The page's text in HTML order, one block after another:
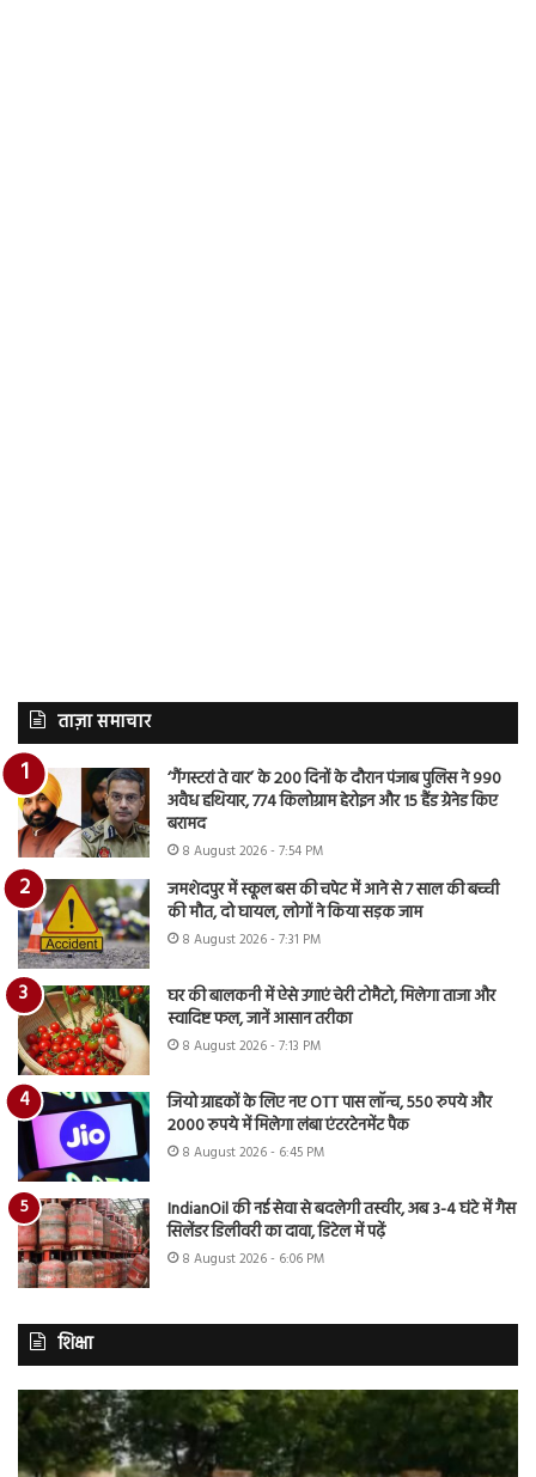
ताज़ा समाचार
‘गैंगस्टरां ते वार’ के 200 दिनों के दौरान पंजाब पुलिस ने 990
अवैध हथियार, 774 किलोग्राम हेरोइन और 15 हैंड ग्रेनेड किए
बरामद
8 August 2026 - 7:54 PM
जमशेदपुर में स्कूल बस की चपेट में आने से 7 साल की बच्ची
की मौत, दो घायल, लोगों ने किया सड़क जाम
8 August 2026 - 7:31 PM
घर की बालकनी में ऐसे उगाएं चेरी टोमैटो, मिलेगा ताजा और
स्वादिष्ट फल, जानें आसान तरीका
8 August 2026 - 7:13 PM
जियो ग्राहकों के लिए नए OTT पास लॉन्च, 550 रुपये और
2000 रुपये में मिलेगा लंबा एंटरटेनमेंट पैक
8 August 2026 - 6:45 PM
IndianOil की नई सेवा से बदलेगी तस्वीर, अब 3-4 घंटे में गैस
सिलेंडर डिलीवरी का दावा, डिटेल में पढ़ें
8 August 2026 - 6:06 PM
शिक्षा